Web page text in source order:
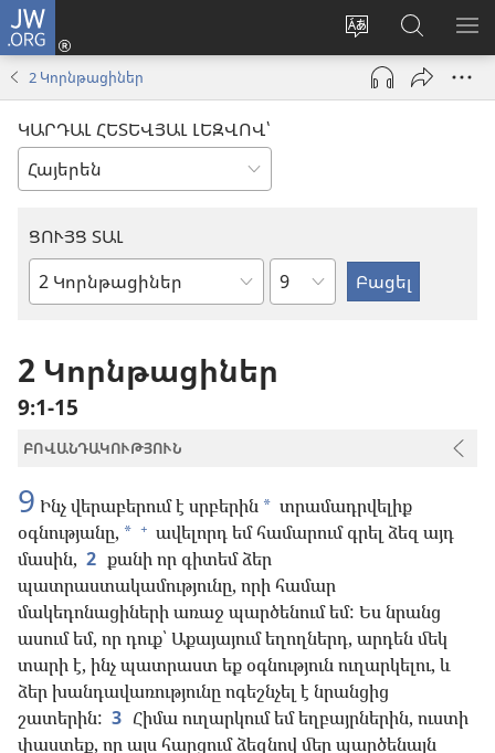
JW.ORG
Փոխել
կայքի
լեզուն
Մուտքագրվել
(բացվումՈրոնում
JW.ORG
կայքում
2 Կորնթացիներ
ԿԱՐԴԱԼ ՀԵՏԵՎՅԱԼ ԼԵԶՎՈՎ՝
ՑՈՒՅՑ ՏԱԼ
Աստվածաշնչյան
Ըստ
գլուխների
2 Կորնթացիներ
9։1-15
ԲՈՎԱՆԴԱԿՈՒԹՅՈՒՆ
9 Ինչ վերաբերում է սրբերին * տրամադրվելիք
օգնությանը, * + ավելորդ եմ համարում գրել ձեզ այդ
մասին, 2 քանի որ գիտեմ ձեր
պատրաստակամությունը, որի համար
մակեդոնացիների առաջ պարծենում եմ: Ես նրանց
ասում եմ, որ դուք՝ Աքայայում եղողներդ, արդեն մեկ
տարի է, ինչ պատրաստ եք օգնություն ուղարկելու, և
ձեր խանդավառությունը ոգեշնչել է նրանցից
շատերին: 3 Հիմա ուղարկում եմ եղբայրներին, ուստի
փաստեք, որ այս հարցում ձեզնով մեր պարծենալն